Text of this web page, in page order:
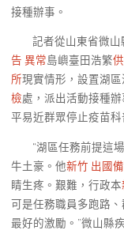
接種辦事。
記者從山東省微
告 異常島嶼臺田浩繁
所現實情形，設置湖區
檢處，派出活動接種
平易近群眾停止疫苗科
“湖區任務前提這
牛土豪。他新竹 出國
睛生疼。艱難，行政本
可是任務職員多跑路
最好的激勵。”微山縣